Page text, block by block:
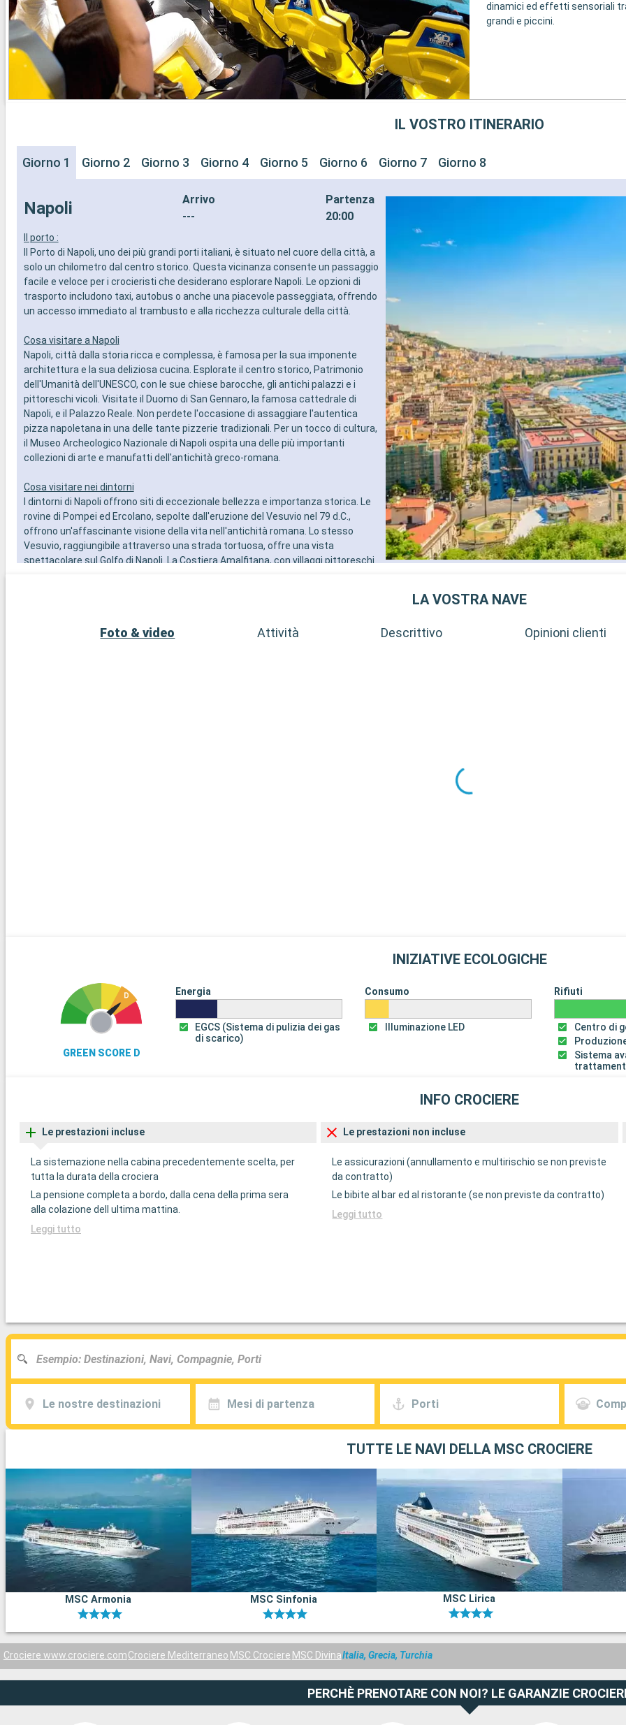
dinamici ed effetti sensoriali
grandi e piccini.
IL VOSTRO ITINERARIO
Giorno 1 Giorno 2 Giorno 3 Giorno 4 Giorno 5 Giorno 6 Giorno 7 Giorno 8
Napoli
Arrivo
---
Partenza
20:00
Il porto :
Il Porto di Napoli, uno dei più grandi porti italiani, è situato nel cuore della città, a
solo un chilometro dal centro storico. Questa vicinanza consente un passaggio
facile e veloce per i crocieristi che desiderano esplorare Napoli. Le opzioni di
trasporto includono taxi, autobus o anche una piacevole passeggiata, offrendo
un accesso immediato al trambusto e alla ricchezza culturale della città.
Cosa visitare a Napoli
Napoli, città dalla storia ricca e complessa, è famosa per la sua imponente
architettura e la sua deliziosa cucina. Esplorate il centro storico, Patrimonio
dell'Umanità dell'UNESCO, con le sue chiese barocche, gli antichi palazzi e i
pittoreschi vicoli. Visitate il Duomo di San Gennaro, la famosa cattedrale di
Napoli, e il Palazzo Reale. Non perdete l'occasione di assaggiare l'autentica
pizza napoletana in una delle tante pizzerie tradizionali. Per un tocco di cultura,
il Museo Archeologico Nazionale di Napoli ospita una delle più importanti
collezioni di arte e manufatti dell'antichità greco-romana.
Cosa visitare nei dintorni
I dintorni di Napoli offrono siti di eccezionale bellezza e importanza storica. Le
rovine di Pompei ed Ercolano, sepolte dall'eruzione del Vesuvio nel 79 d.C.,
offrono un'affascinante visione della vita nell'antichità romana. Lo stesso
Vesuvio, raggiungibile attraverso una strada tortuosa, offre una vista
spettacolare sul Golfo di Napoli. La Costiera Amalfitana, con villaggi pittoreschi
LA VOSTRA NAVE
Foto & video Attività Descrittivo Opinioni clienti
INIZIATIVE ECOLOGICHE
GREEN SCORE D
Energia
EGCS (Sistema di pulizia dei gas
di scarico)
Consumo
Illuminazione LED
Rifiuti
Centro di
Sistema
INFO CROCIERE
Le prestazioni incluse
La sistemazione nella cabina precedentemente scelta, per
tutta la durata della crociera
La pensione completa a bordo, dalla cena della prima sera
alla colazione dell ultima mattina.
Leggi tutto
Le prestazioni non incluse
Le assicurazioni (annullamento e multirischio se non previste
da contratto)
Le bibite al bar ed al ristorante (se non previste da contratto)
Leggi tutto
Le nostre destinazioni Mesi di partenza Porti
TUTTE LE NAVI DELLA MSC CROCIERE
MSC Armonia MSC Sinfonia MSC Lirica
Crociere www.crociere.comCrociere Mediterraneo MSC Crociere MSC DivinaItalia, Grecia, Turchia
PERCHÈ PRENOTARE CON NOI? LE GARANZIE